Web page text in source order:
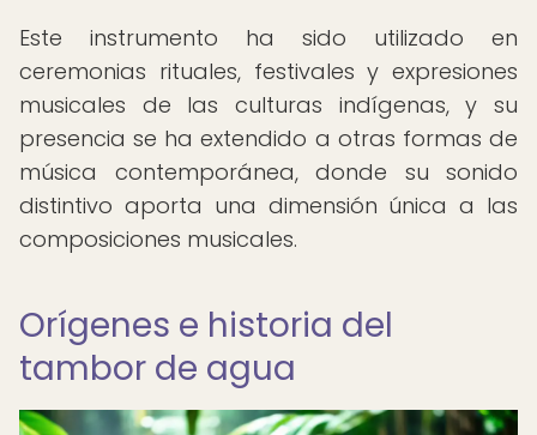
Este instrumento ha sido utilizado en
ceremonias rituales, festivales y expresiones
musicales de las culturas indígenas, y su
presencia se ha extendido a otras formas de
música contemporánea, donde su sonido
distintivo aporta una dimensión única a las
composiciones musicales.
Orígenes e historia del
tambor de agua